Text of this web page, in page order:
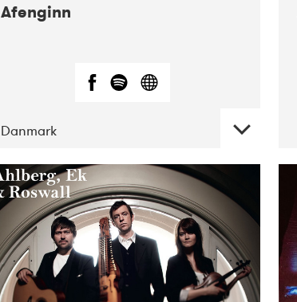
Afenginn
Danmark
DATE
CONCERTS
01-2019
Mentanarhúsið
11-2017
Mix
Musik